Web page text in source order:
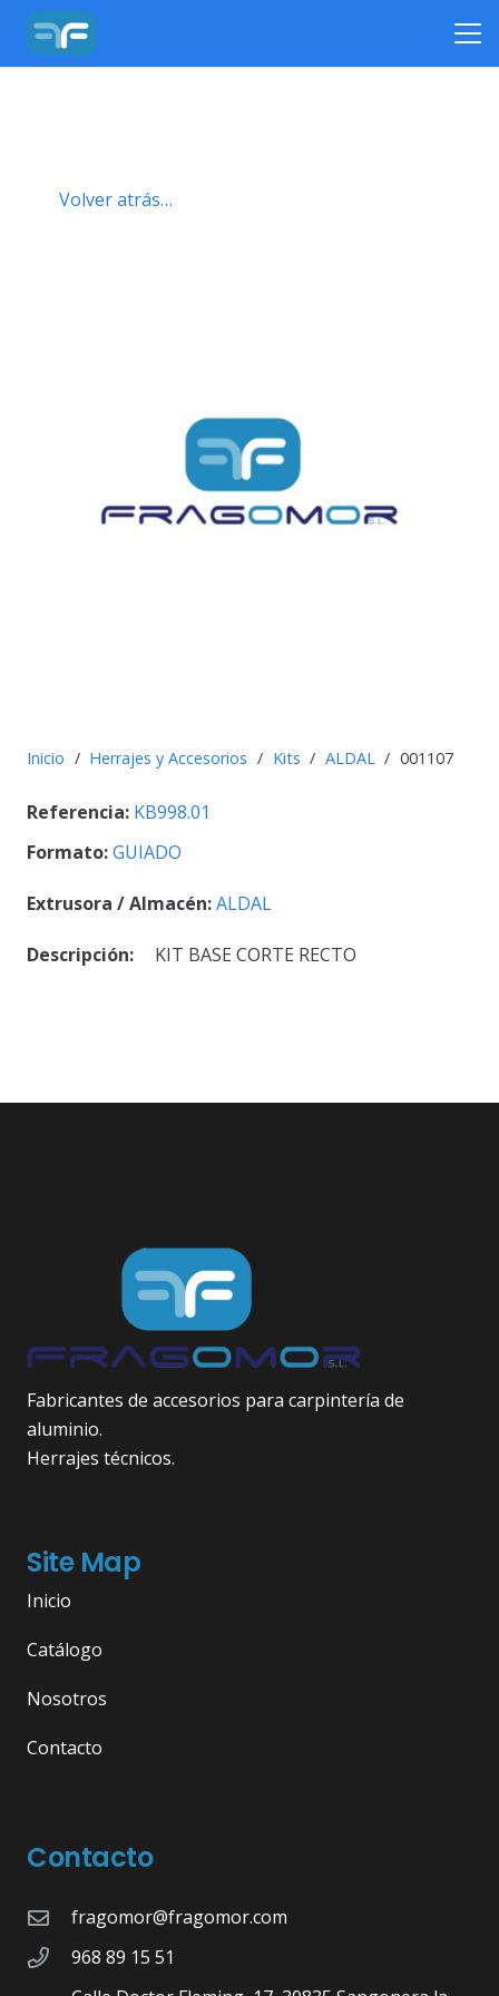
Volver atrás…
Inicio / Herrajes y Accesorios / Kits / ALDAL / 001107
Referencia: KB998.01
Formato:GUIADO
Extrusora / Almacén:ALDAL
Descripción: KIT BASE CORTE RECTO
Fabricantes de accesorios para carpintería de
aluminio.
Herrajes técnicos.
Site Map
Inicio
Catálogo
Nosotros
Contacto
Contacto
fragomor@fragomor.com
968 89 15 51